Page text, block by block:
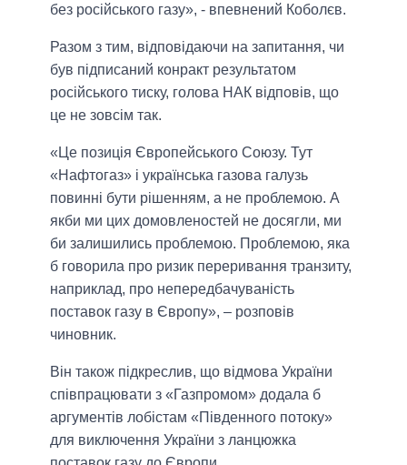
без російського газу», - впевнений Коболєв.
Разом з тим, відповідаючи на запитання, чи
був підписаний конракт результатом
російського тиску, голова НАК відповів, що
це не зовсім так.
«Це позиція Європейського Союзу. Тут
«Нафтогаз» і українська газова галузь
повинні бути рішенням, а не проблемою. А
якби ми цих домовленостей не досягли, ми
би залишились проблемою. Проблемою, яка
б говорила про ризик переривання транзиту,
наприклад, про непередбачуваність
поставок газу в Європу», – розповів
чиновник.
Він також підкреслив, що відмова України
співпрацювати з «Газпромом» додала б
аргументів лобістам «Південного потоку»
для виключення України з ланцюжка